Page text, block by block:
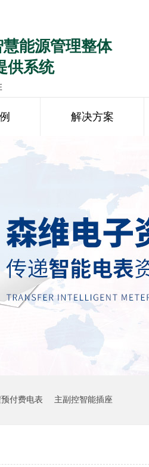
能源管理整体
供系统
解决方案
付费电表 主副控智能插座